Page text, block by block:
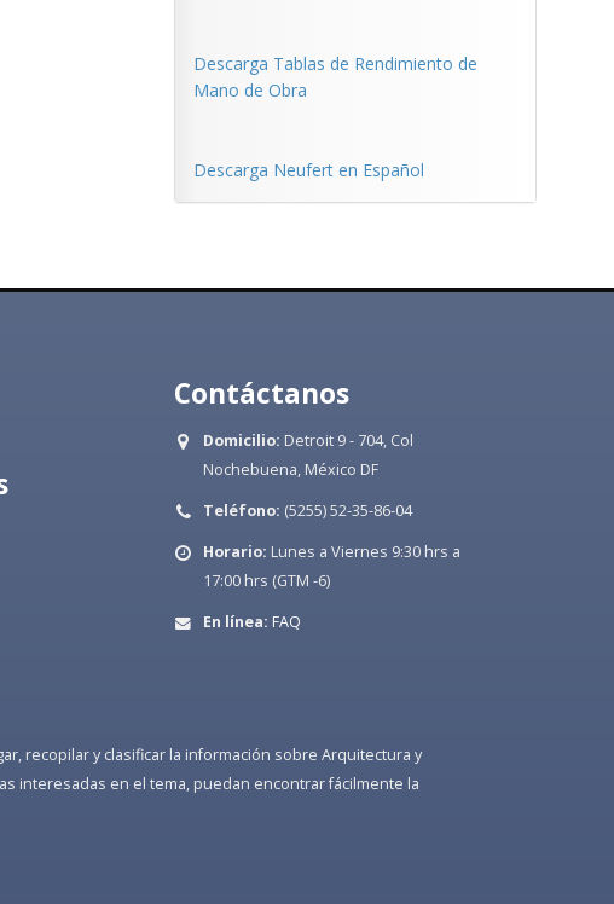
Descarga Tablas de Rendimiento de
Mano de Obra
Descarga Neufert en Español
Contáctanos
Domicilio: Detroit 9 - 704, Col
Nochebuena, México DF
Teléfono: (5255) 52-35-86-04
Horario: Lunes a Viernes 9:30 hrs a
17:00 hrs (GTM -6)
En línea: FAQ
recopilar y clasificar la información sobre Arquitectura y
interesadas en el tema, puedan encontrar fácilmente la